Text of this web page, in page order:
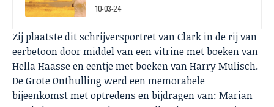
10-03-24
Zij plaatste dit schrijversportret van Clark in de rij van
eerbetoon door middel van een vitrine met boeken van
Hella Haasse en eentje met boeken van Harry Mulisch.
De Grote Onthulling werd een memorabele
bijeenkomst met optredens en bijdragen van: Marian